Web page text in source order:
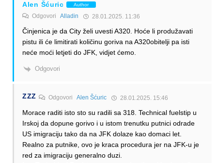
Alen Šćuric Author
Odgovori Alladin 28.01.2025. 11:36
Činjenica je da City želi uvesti A320. Hoće li produžavati
pistu ili će limitirati količinu goriva na A320obitelji pa isti
neće moći letjeti do JFK, vidjet ćemo.
Odgovori
ZZZ OdgovoriAlen Šćuric 28.01.2025. 15:46
Morace raditi isto sto su radili sa 318. Technical fuelstip u
Irskoj da dopune gorivo i u istom trenutku putnici odrade
US imigraciju tako da na JFK dolaze kao domaci let.
Realno za putnike, ovo je kraca procedura jer na JFK-u je
red za imigraciju generalno duzi.